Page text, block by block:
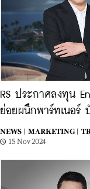
RS ประกาศลงทุน
ย่อยผนึกพาร์ทเนอร์
NEWS | MARKETING |
15 Nov 2024